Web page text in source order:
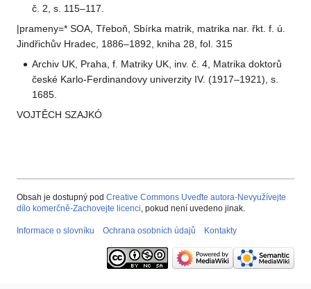
č. 2, s. 115–117.
|prameny=* SOA, Třeboň, Sbírka matrik, matrika nar. řkt. f. ú.
Jindřichův Hradec, 1886–1892, kniha 28, fol. 315
Archiv UK, Praha, f. Matriky UK, inv. č. 4, Matrika doktorů
české Karlo-Ferdinandovy univerzity IV. (1917–1921), s.
1685.
VOJTĚCH SZAJKÓ
Obsah je dostupný pod Creative Commons Uveďte autora-Nevyužívejte
dílo komerčně-Zachovejte licenci, pokud není uvedeno jinak.
Informace o slovníku Ochrana osobních údajů Kontakty